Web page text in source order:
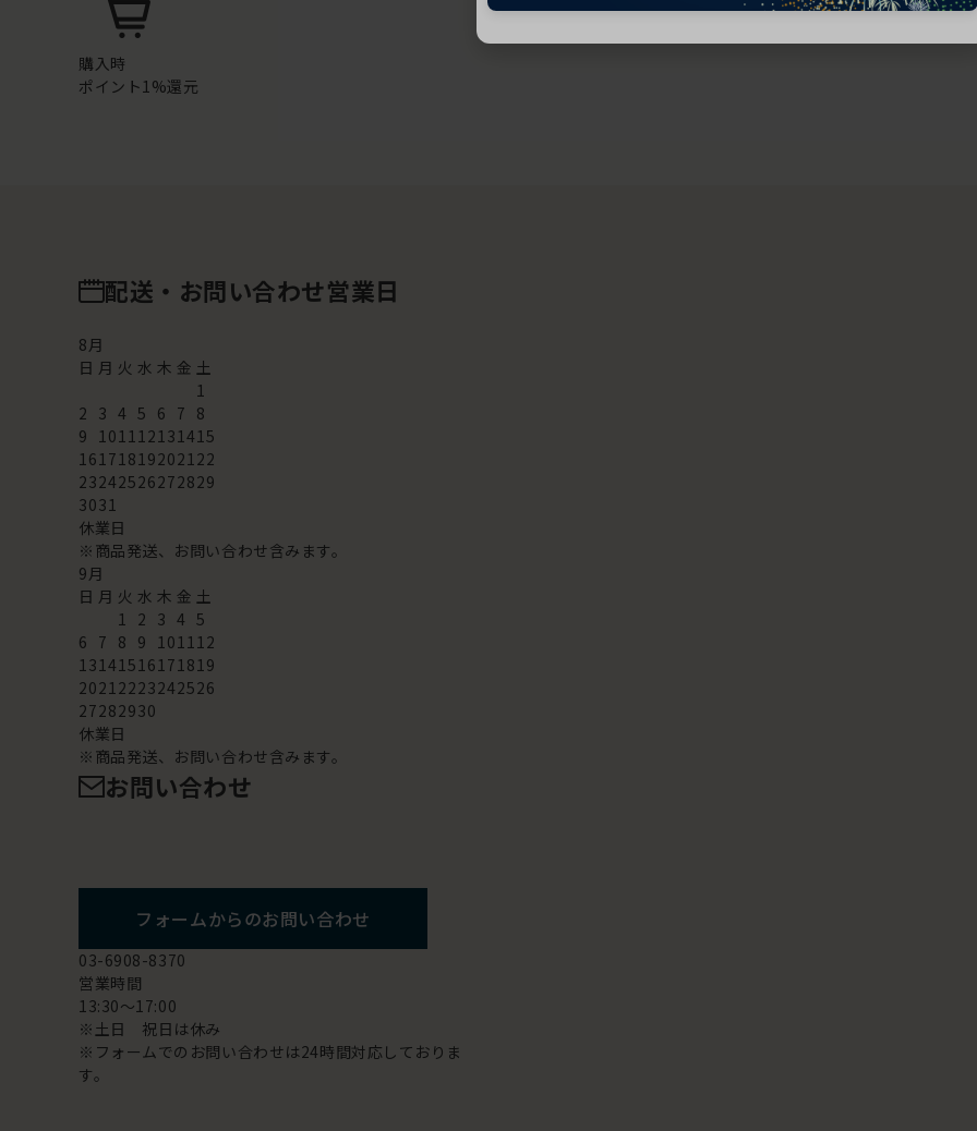
購入時
ポイント1%還元
配送・お問い合わせ営業日
8月
日 月 火 水 木 金 土
1
2 3 4 5 6 7 8
9 101112131415
16171819202122
23242526272829
3031
休業日
※商品発送、お問い合わせ含みます。
9月
日 月 火 水 木 金 土
1 2 3 4 5
6 7 8 9 101112
13141516171819
20212223242526
27282930
休業日
※商品発送、お問い合わせ含みます。
お問い合わせ
フォームからのお問い合わせ
03-6908-8370
営業時間
13:30～17:00
※土日 祝日は休み
※フォームでのお問い合わせは24時間対応しておりま
す。